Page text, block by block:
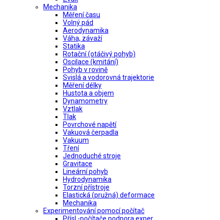
Mechanika
Měření času
Volný pád
Aerodynamika
Váha, závaží
Statika
Rotační (otáčivý pohyb)
Oscilace (kmitání)
Pohyb v rovině
Svislá a vodorovná trajektorie
Měření délky
Hustota a objem
Dynamometry
Vztlak
Tlak
Povrchové napětí
Vakuová čerpadla
Vakuum
Tření
Jednoduché stroje
Gravitace
Lineární pohyb
Hydrodynamika
Torzní přístroje
Elastická (pružná) deformace
Mechanika
Experimentování pomocí počítač